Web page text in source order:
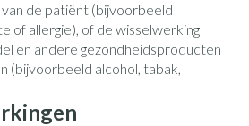
de patiënt (bijvoorbeeld
of allergie), of de wisselwerking
en andere gezondheidsproducten
(bijvoorbeeld alcohol, tabak,